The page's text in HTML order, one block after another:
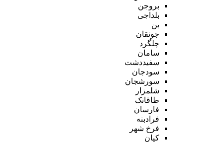
بروجن
بلداجی
بن
جونقان
چلگرد
سامان
سفیددشت
سودجان
سورشجان
شلمزار
طاقانک
فارسان
فرادبنه
فرخ شهر
کیان